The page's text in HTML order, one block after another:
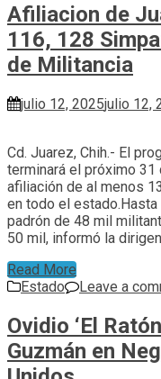
Afiliacion de
116, 128
de Militancia
julio 12, 2025julio 12,
Cd. Juarez, Chih.- El
terminará el próximo 31
afiliación de al menos
en todo el
padrón de 48 mil
50 mil, informó la
Read More
Estado
Leave a
Ovidio ‘El
Guzmán en